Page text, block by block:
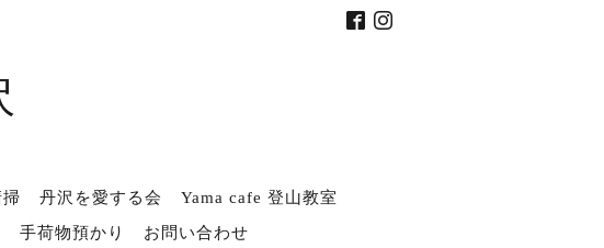
丹沢を愛する会
Yama cafe 登山教室
手荷物預かり お問い合わせ